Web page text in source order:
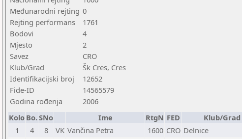
Međunarodni rejting 0
Rejting performans
1761
Bodovi
4
Mjesto
2
Savez
CRO
Klub/Grad
Šk Cres, Cres
Identifikacijski broj
12652
Fide-ID
14565579
Godina rođenja
2006
Kolo Bo.SNo Ime RtgN FED Klub/Grad
1
4 8 VK Vančina Petra 1600 CRO Delnice